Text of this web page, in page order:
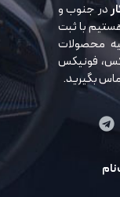
در جنوب و
با ثبت
محصولات
فونیکس